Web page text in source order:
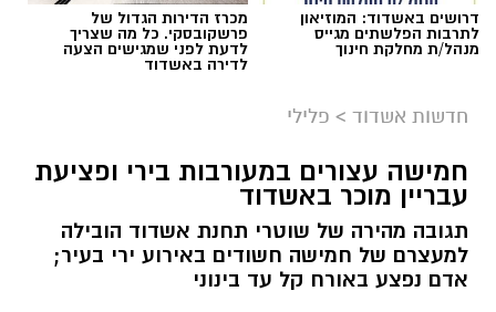
ב-WhatsApp לחצו כאן
להורדת אפליקציה של אשדוד נט לחצו כאן
עקבו בפייסבוק
עקבו באינסטגרם
אילוסטרציה גניבת רכב
תושב קלקיליה בן 23, השוהה בישראל ללא היתר
דרושים באשדוד: המוזיאון
לתרבות הפלשתים מגייס
מנהל/ת מחלקת חינוך
מכרז הדירות הגדול של
פרשקובסקי. כל מה שצריך
לדעת לפני שמגישים הצעה
לדירה באשדוד
חדשות אשדוד > פלילי
חמישה עצורים במעורבות בירי ופציעת
עבריין מוכר באשדוד
תגובה מהירה של שוטרי תחנת אשדוד הובילה
למעצרם של חמישה חשודים באירוע ירי בעיר;
אדם נפצע באורח קל עד בינוני